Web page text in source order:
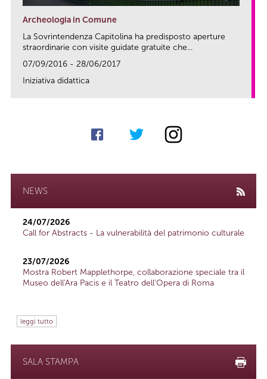
Archeologia in Comune
La Sovrintendenza Capitolina ha predisposto aperture
straordinarie con visite guidate gratuite che...
07/09/2016 - 28/06/2017
Iniziativa didattica
NEWS
24/07/2026
Call for Abstracts - La vulnerabilità del patrimonio culturale
23/07/2026
Mostra Robert Mapplethorpe, collaborazione speciale tra il
Museo dell'Ara Pacis e il Teatro dell'Opera di Roma
leggi tutto
SALA STAMPA